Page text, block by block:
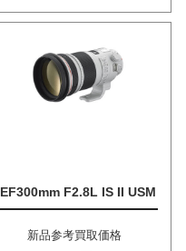
EF300mm F2.8L IS II USM
新品参考買取価格